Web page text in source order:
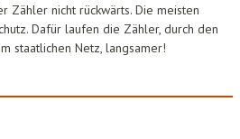
Zähler nicht rückwärts. Die meisten
Dafür laufen die Zähler, durch den
staatlichen Netz, langsamer!